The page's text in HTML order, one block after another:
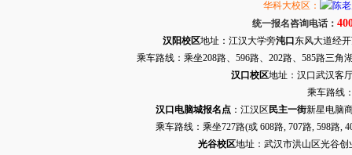
华科大校区：
统一报名咨询电话：
汉阳校区地址：江汉大学旁沌口 东风大道经
乘车路线：乘坐208路、596路、202路、585路三
汉口校区地址：汉口武汉客
乘车路线
汉口电脑城报名点：江汉区 民主一街新星电脑
乘车路线：乘坐727路(或 608路, 707路, 598路,
光谷校区地址：武汉市洪山区光谷创